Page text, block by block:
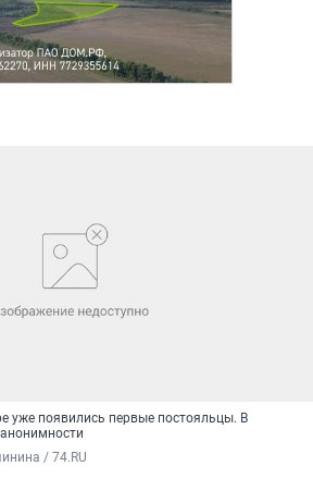
уже появились первые постояльцы. В
/ 74.RU